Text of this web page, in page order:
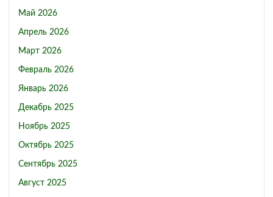
Май 2026
Апрель 2026
Март 2026
Февраль 2026
Январь 2026
Декабрь 2025
Ноябрь 2025
Октябрь 2025
Сентябрь 2025
Август 2025